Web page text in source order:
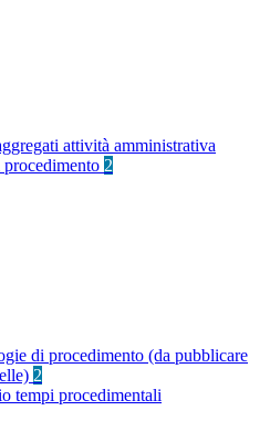
attività amministrativa
2
di procedimento (da pubblicare
2
tempi procedimentali